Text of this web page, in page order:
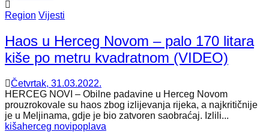
Region Vijesti
Haos u Herceg Novom – palo 170 litara
kiše po metru kvadratnom (VIDEO)
Četvrtak, 31.03.2022.
HERCEG NOVI – Obilne padavine u Herceg Novom
prouzrokovale su haos zbog izlijevanja rijeka, a najkritičnije
je u Meljinama, gdje je bio zatvoren saobraćaj. Izlili...
kišaherceg novipoplava